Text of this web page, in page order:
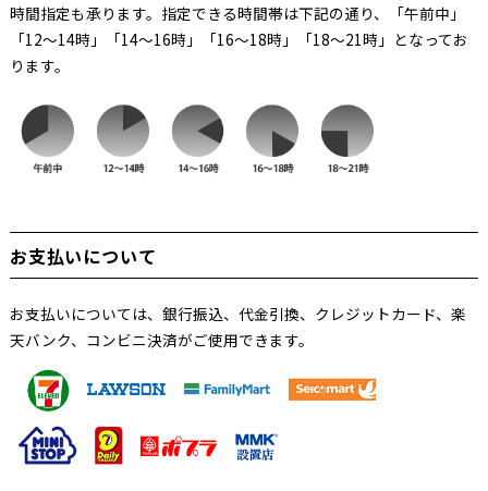
時間指定も承ります。指定できる時間帯は下記の通り、「午前中」
「12～14時」「14～16時」「16～18時」「18～21時」となってお
ります。
お支払いについて
お支払いについては、銀行振込、代金引換、クレジットカード、楽
天バンク、コンビニ決済がご使用できます。